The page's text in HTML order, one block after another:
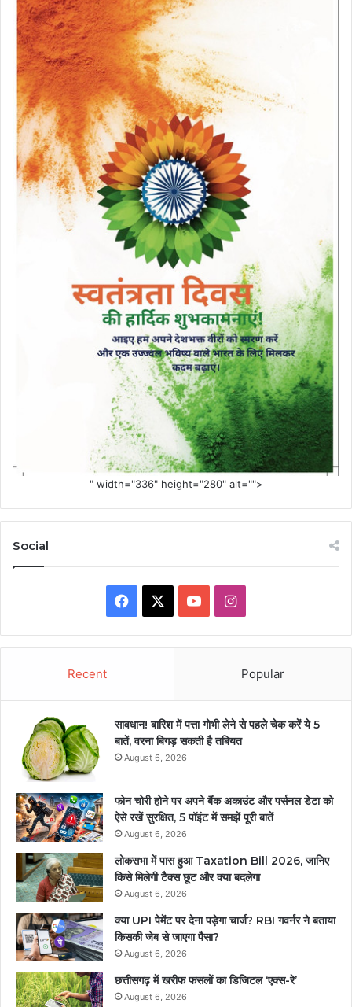
" width="336" height="280" alt="">
Social
Facebook YouTubeInstagram
Recent Popular
सावधान! बारिश में पत्ता गोभी लेने से पहले चेक करें ये 5
बातें, वरना बिगड़ सकती है तबियत
August 6, 2026
फोन चोरी होने पर अपने बैंक अकाउंट और पर्सनल डेटा को
ऐसे रखें सुरक्षित, 5 पॉइंट में समझें पूरी बातें
August 6, 2026
लोकसभा में पास हुआ Taxation Bill 2026, जानिए
किसे मिलेगी टैक्स छूट और क्या बदलेगा
August 6, 2026
क्या UPI पेमेंट पर देना पड़ेगा चार्ज? RBI गवर्नर ने बताया
किसकी जेब से जाएगा पैसा?
August 6, 2026
छत्तीसगढ़ में खरीफ फसलों का डिजिटल ‘एक्स-रे’
August 6, 2026